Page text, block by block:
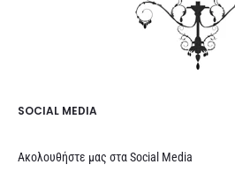
SOCIAL MEDIA
Ακολουθήστε μας στα Social Media